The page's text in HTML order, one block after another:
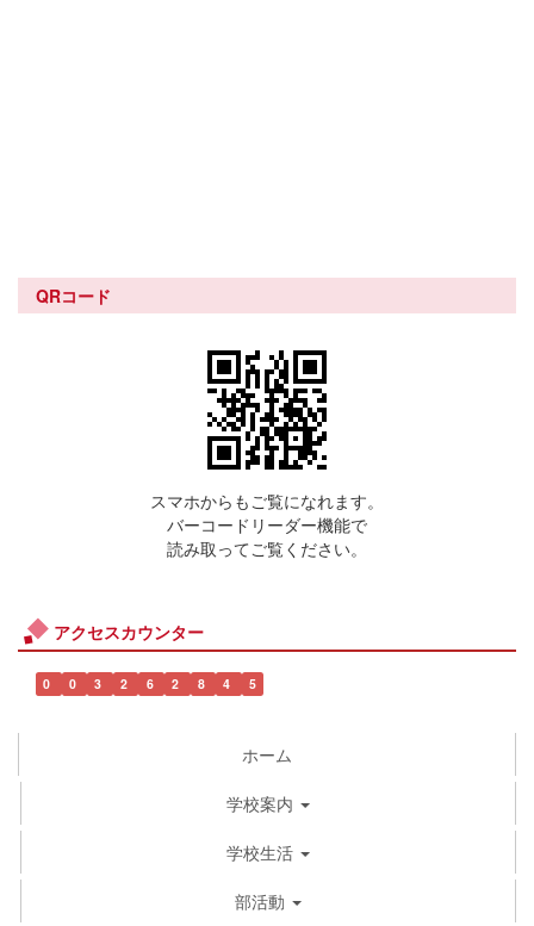
QRコード
スマホからもご覧になれます。
バーコードリーダー機能で
読み取ってご覧ください。
アクセスカウンター
0 0 3 2 6 2 8 4 5
ホーム
学校案内
学校生活
部活動